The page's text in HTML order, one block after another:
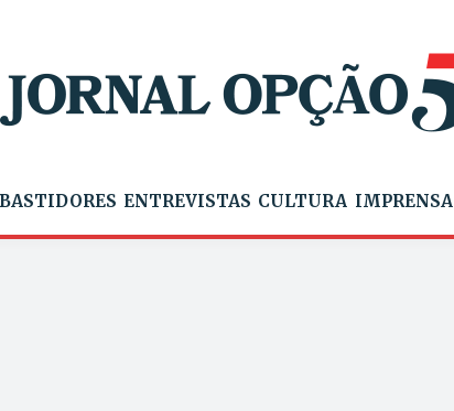
BASTIDORES ENTREVISTAS CULTURA IMPRENSA